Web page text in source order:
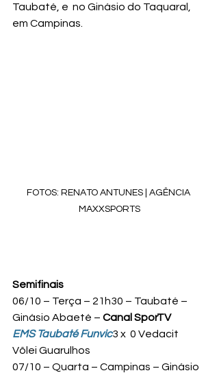
Taubaté, e  no Ginásio do Taquaral,
em Campinas.
FOTOS: RENATO ANTUNES | AGÊNCIA
MAXXSPORTS
Semifinais
06/10 – Terça – 21h30 – Taubaté –
Ginásio Abaeté – Canal SporTV
EMS Taubaté Funvic3 x  0 Vedacit
Vôlei Guarulhos
07/10 – Quarta – Campinas – Ginásio